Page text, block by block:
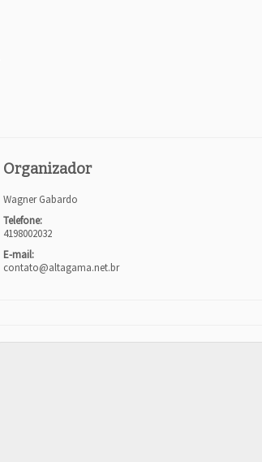
Organizador
Wagner Gabardo
Telefone:
4198002032
E-mail:
contato@altagama.net.br